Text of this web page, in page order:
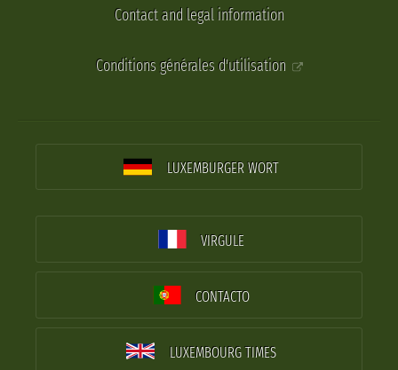
Contact and legal information
Conditions générales d'utilisation
LUXEMBURGER WORT
VIRGULE
CONTACTO
LUXEMBOURG TIMES